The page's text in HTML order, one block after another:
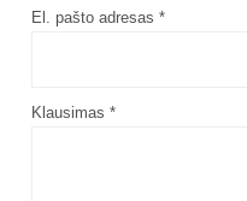
El. pašto adresas *
Klausimas *